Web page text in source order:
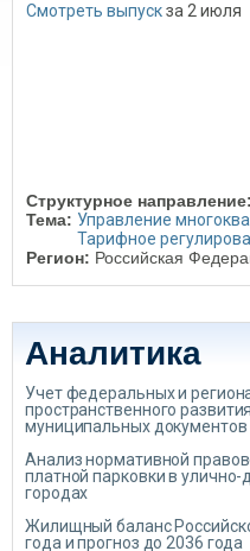
Смотреть выпускза 2 июля
Структурное направление:
Тема: Управление
Тарифное
Регион: Российская
Аналитика
Учет федеральных и
пространственного
муниципальных документов
Анализ нормативной
платной парковки в
городах
Жилищный баланс
года и прогноз до 2036 года